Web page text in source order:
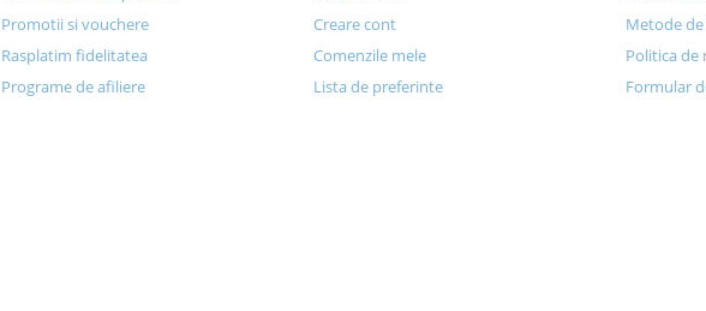
Promotii si vouchere
Rasplatim fidelitatea
Programe de afiliere
Creare cont
Comenzile mele
Lista de preferinte
Metode
Politica de
Formular